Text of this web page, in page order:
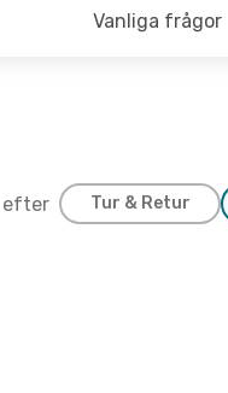
Vanliga frågor
efter Tur & Retur